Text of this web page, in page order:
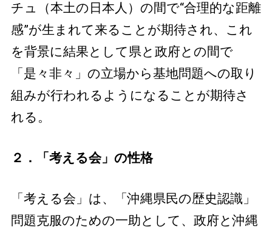
チュ（本土の日本人）の間で“合理的な距離
感”が生まれて来ることが期待され、これ
を背景に結果として県と政府との間で
「是々非々」の立場から基地問題への取り
組みが行われるようになることが期待さ
れる。
２．「考える会」の性格
「考える会」は、「沖縄県民の歴史認識」
問題克服のための一助として、政府と沖縄